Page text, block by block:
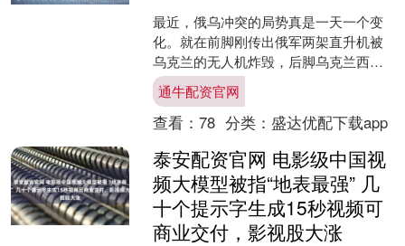
最近，俄乌冲突的局势真是一天一个变
化。就在前脚刚传出俄军两架直升机被
乌克兰的无人机炸毁，后脚乌克兰西部
利沃夫就发生了爆炸，导致1名警察死
亡，20多人受伤。乌克兰....
通牛配资官网
查看： 78 分类： 盛达优配下载app
泰安配资官网 电影级中国视
频大模型被指“地表最强” 几
十个提示字生成15秒视频可
商业交付，影视股大涨